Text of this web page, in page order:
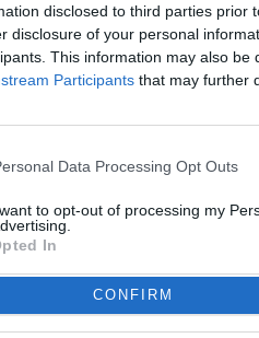
disclosed to third parties prior
disclosure of your personal
This information may also
Participants that may further
Data Processing Opt Outs
to opt-out of processing my
In
CONFIRM